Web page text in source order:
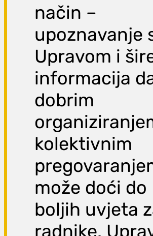
način –
upoznavanje
Upravom i
informacija
dobrim
kolektivnim
može doći do
boljih uvjeta
radnike.